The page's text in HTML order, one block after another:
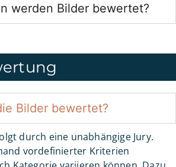
werden Bilder bewertet?
Bilder bewertet?
durch eine unabhängige Jury.
vordefinierter Kriterien